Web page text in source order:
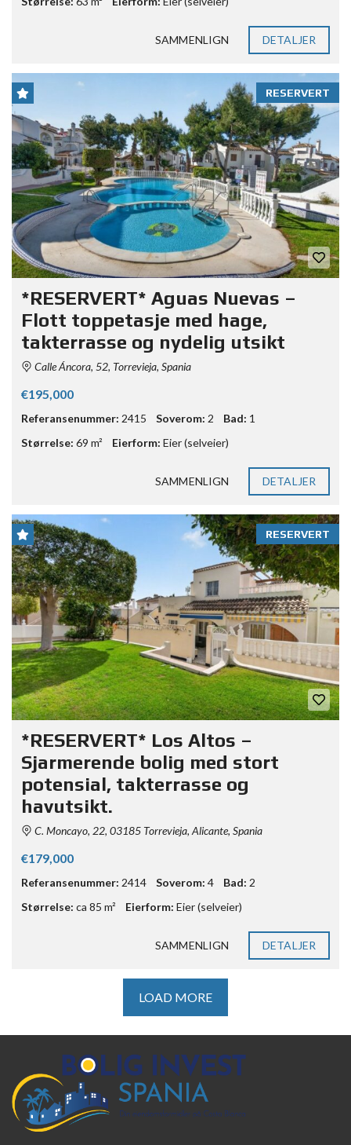
SAMMENLIGN DETALJER
RESERVERT
*RESERVERT* Aguas Nuevas –
Flott toppetasje med hage,
takterrasse og nydelig utsikt
Calle Áncora, 52, Torrevieja, Spania
€195,000
Referansenummer: 2415 Soverom: 2 Bad: 1
Størrelse: 69 m² Eierform: Eier (selveier)
SAMMENLIGN DETALJER
RESERVERT
*RESERVERT* Los Altos –
Sjarmerende bolig med stort
potensial, takterrasse og
havutsikt.
C. Moncayo, 22, 03185 Torrevieja, Alicante, Spania
€179,000
Referansenummer: 2414 Soverom: 4 Bad: 2
Størrelse: ca 85 m² Eierform: Eier (selveier)
SAMMENLIGN DETALJER
LOAD MORE